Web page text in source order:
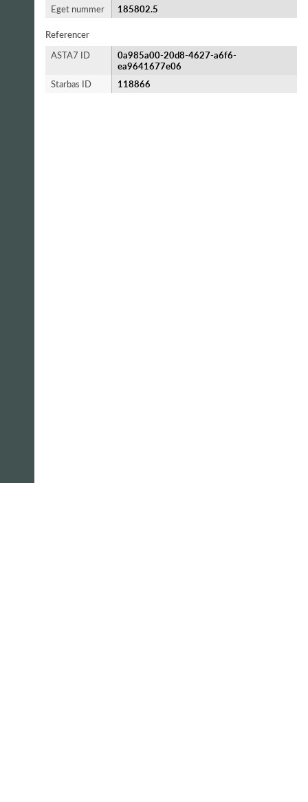
Eget nummer 185802.5
Referencer
ASTA7 ID
0a985a00-20d8-4627-a6f6-
ea9641677e06
Starbas ID
118866